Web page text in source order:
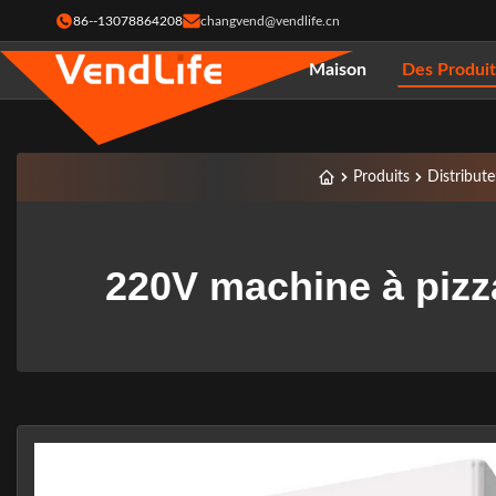
86--13078864208 changvend@vendlife.cn
Maison Des
Produits
220V machine à